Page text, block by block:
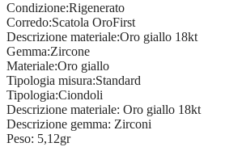
Condizione:Rigenerato
Corredo:Scatola OroFirst
Descrizione materiale:Oro giallo 18kt
Gemma:Zircone
Materiale:Oro giallo
Tipologia misura:Standard
Tipologia:Ciondoli
Descrizione materiale: Oro giallo 18kt
Descrizione gemma: Zirconi
Peso: 5,12gr